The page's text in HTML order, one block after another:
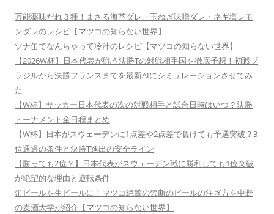
万能薬味だれ３種！まさる海苔ダレ・玉ねぎ味噌ダレ・ネギ塩レモ
ンダレのレシピ【マツコの知らない世界】
ツナ缶でなんちゃって冷汁のレシピ【マツコの知らない世界】
【2026W杯】日本代表が戦う決勝Tの対戦相手国を徹底予想！初戦ブ
ラジルから決勝フランスまでを最新AIにシミュレーションさせてみ
た
【W杯】サッカー日本代表の次の対戦相手と試合日時はいつ？決勝
トーナメント全日程まとめ
【W杯】日本がスウェーデンに1点差や2点差で負けても予選突破？3
位通過の条件と決勝T進出の安全ライン
【勝っても2位？】日本代表がスウェーデン戦に勝利しても1位突破
が絶望的な理由と逆転条件
缶ビールを生ビールに！マツコ絶賛の禁断のビールの注ぎ方を中野
の麦酒大学が紹介【マツコの知らない世界】